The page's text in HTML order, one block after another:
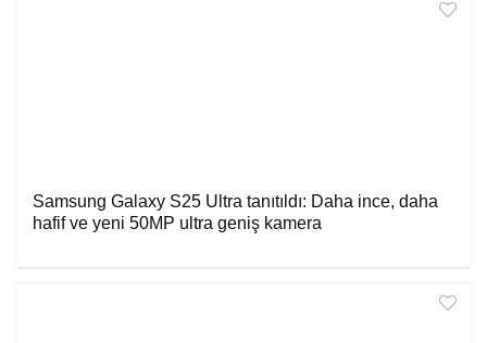
Samsung Galaxy S25 Ultra tanıtıldı: Daha ince, daha
hafif ve yeni 50MP ultra geniş kamera